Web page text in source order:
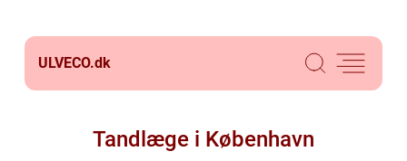
ULVECO.dk
Tandlæge i København